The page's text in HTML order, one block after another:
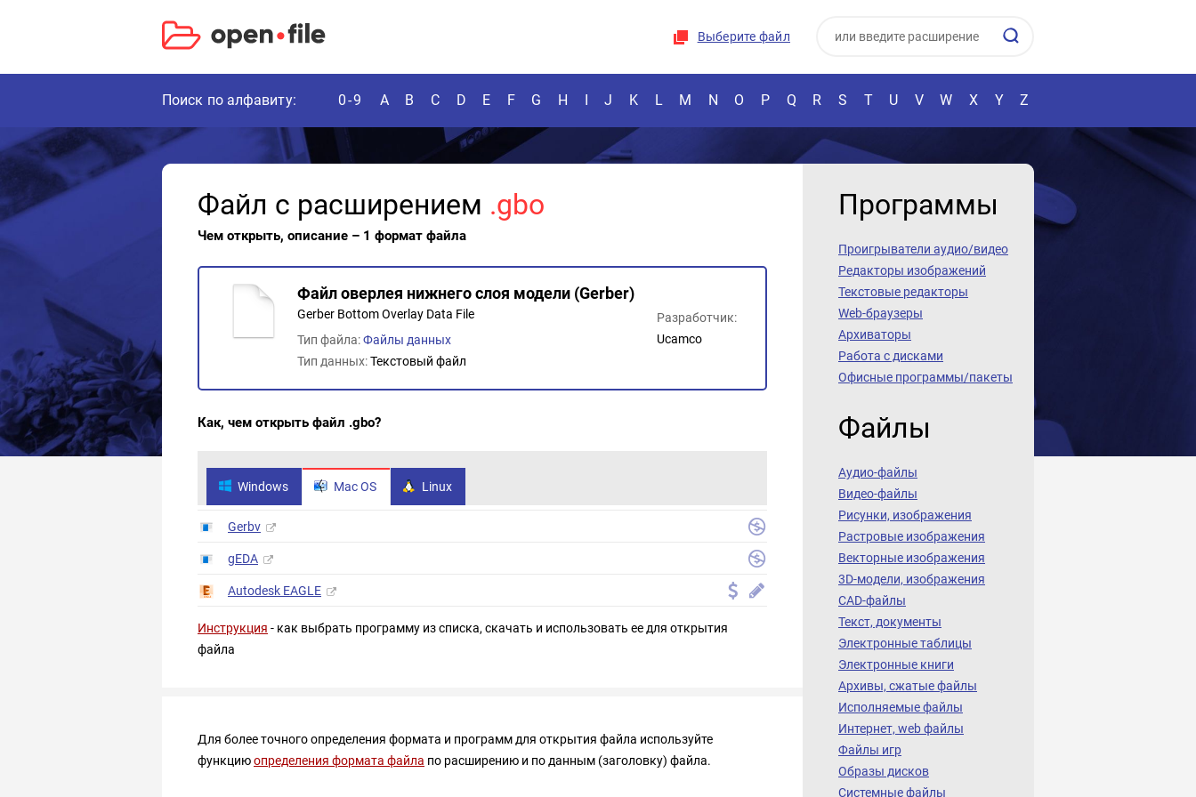
Выберите файл
Поиск по алфавиту: 0-9 A B C D E F G H I J K L M N O P Q R S T U V W X Y Z
Файл с расширением .gbo
Чем открыть, описание – 1 формат файла
Файл оверлея нижнего слоя модели (Gerber)
Gerber Bottom Overlay Data File
Тип файла:Файлы данных
Тип данных:Текстовый файл
Разработчик:
Ucamco
Как, чем открыть файл .gbo?
Windows Mac OS Linux
Gerbv
gEDA
Autodesk EAGLE
Инструкция - как выбрать программу из списка, скачать и использовать ее для открытия
файла
Для более точного определения формата и программ для открытия файла используйте
функциюопределения формата файла по расширению и по данным (заголовку) файла.
Программы
Проигрыватели аудио/видео
Редакторы изображений
Текстовые редакторы
Web-браузеры
Архиваторы
Работа с дисками
Офисные программы/пакеты
Файлы
Аудио-файлы
Видео-файлы
Рисунки, изображения
Растровые изображения
Векторные изображения
3D-модели, изображения
CAD-файлы
Текст, документы
Электронные таблицы
Электронные книги
Архивы, сжатые файлы
Исполняемые файлы
Интернет, web файлы
Файлы игр
Образы дисков
Системные файлы